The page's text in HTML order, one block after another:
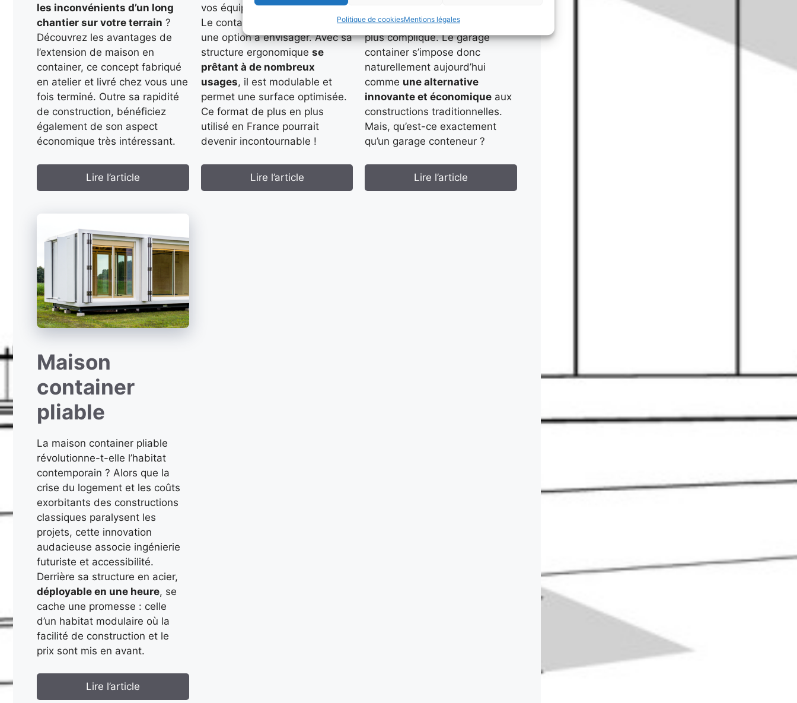
Politique de cookiesMentions légales
les inconvénients d’un long
chantier sur votre terrain ?
Découvrez les avantages de
l’extension de maison en
container, ce concept fabriqué
en atelier et livré chez vous une
fois terminé. Outre sa rapidité
de construction, bénéficiez
également de son aspect
économique très intéressant.
Lire l’article
vos équipements extérieurs ?
Le container abri de jardin est
une option à envisager. Avec sa
structure ergonomique se
prêtant à de nombreux
usages, il est modulable et
permet une surface optimisée.
Ce format de plus en plus
utilisé en France pourrait
devenir incontournable !
Lire l’article
véhicule devient de plus en
plus compliqué. Le garage
container s’impose donc
naturellement aujourd’hui
comme une alternative
innovante et économique aux
constructions traditionnelles.
Mais, qu’est-ce exactement
qu’un garage conteneur ?
Lire l’article
Maison
container
pliable
La maison container pliable
révolutionne-t-elle l’habitat
contemporain ? Alors que la
crise du logement et les coûts
exorbitants des constructions
classiques paralysent les
projets, cette innovation
audacieuse associe ingénierie
futuriste et accessibilité.
Derrière sa structure en acier,
déployable en une heure, se
cache une promesse : celle
d’un habitat modulaire où la
facilité de construction et le
prix sont mis en avant.
Lire l’article